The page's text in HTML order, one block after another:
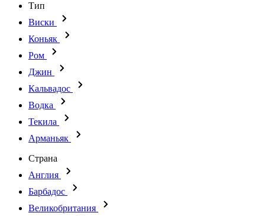
Тип
Виски
Коньяк
Ром
Джин
Кальвадос
Водка
Текила
Арманьяк
Страна
Англия
Барбадос
Великобритания